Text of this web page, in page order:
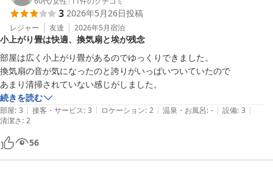
3 2026年5月26日投稿
レジャー 友達 2026年5月宿泊
小上がり畳は快適、換気扇と埃が残念
部屋は広く小上がり畳があるのでゆっくりできました。
換気扇の音が気になったのと誇りがいっぱいついていたので
あまり清掃されていない感じがしました。
続きを読む
部屋: 3 | 接客・サービス: 3 | ロケーション: 2 | 温泉・お風呂: - | 設備: 3 |
清潔さ: 2
56